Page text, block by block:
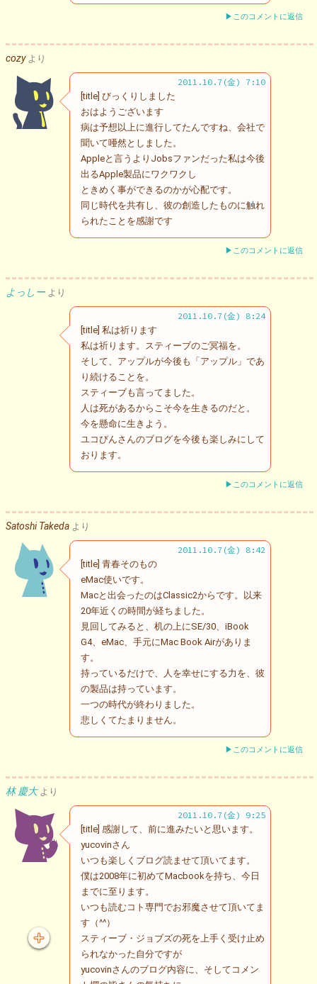
▶このコメントに返信
cozy より
2011.10.7(金) 7:10
[title] びっくりしました
おはようございます
病は予想以上に進行してたんですね、会社で
聞いて唖然としました。
Appleと言うよりJobsファンだった私は今後
出るApple製品にワクワクし
ときめく事ができるのかが心配です。
同じ時代を共有し、彼の創造したものに触れ
られたことを感謝です
▶このコメントに返信
よっしー より
2011.10.7(金) 8:24
[title] 私は祈ります
私は祈ります。スティーブのご冥福を。
そして、アップルが今後も「アップル」であ
り続けることを。
スティーブも言ってました。
人は死があるからこそ今を生きるのだと。
今を懸命に生きよう。
ユコびんさんのブログを今後も楽しみにして
おります。
▶このコメントに返信
Satoshi Takeda より
2011.10.7(金) 8:42
[title] 青春そのもの
eMac使いです。
Macと出会ったのはClassic2からです。以来
20年近くの時間が経ちました。
見回してみると、机の上にSE/30、iBook
G4、eMac、手元にMac Book Airがありま
す。
持っているだけで、人を幸せにする力を、彼
の製品は持っています。
一つの時代が終わりました。
悲しくてたまりません。
▶このコメントに返信
林 慶大 より
2011.10.7(金) 9:25
[title] 感謝して、前に進みたいと思います。
yucovinさん
いつも楽しくブログ読ませて頂いてます。
僕は2008年に初めてMacbookを持ち、今日
までに至ります。
いつも読むコト専門でお邪魔させて頂いてま
す（^^）
スティーブ・ジョブズの死を上手く受け止め
られなかった自分ですが
yucovinさんのブログ内容に、そしてコメン